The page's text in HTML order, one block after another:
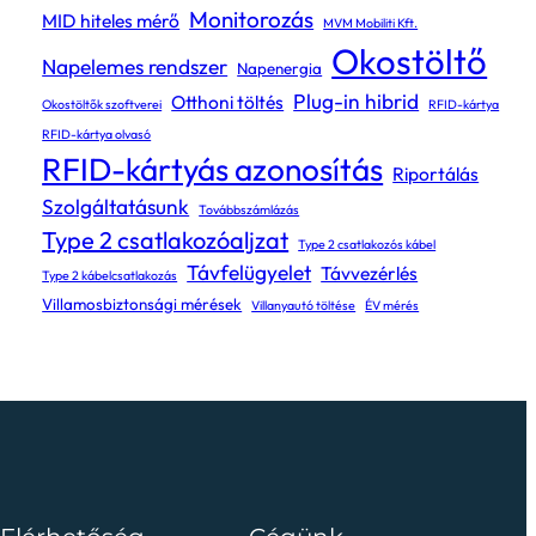
MID hiteles mérő Monitorozás MVM Mobiliti Kft.
Napelemes rendszer Napenergia Okostöltő
Okostöltők szoftverei Otthoni töltés Plug-in hibrid
RFID-kártya
RFID-kártya olvasó
RFID-kártyás azonosítás Riportálás
Szolgáltatásunk Továbbszámlázás
Type 2 csatlakozóaljzat Type 2 csatlakozós kábel
Type 2 kábelcsatlakozás Távfelügyelet Távvezérlés
Villamosbiztonsági mérések Villanyautó töltése ÉV mérés